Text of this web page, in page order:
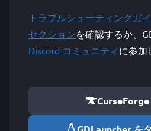
トラブルシューティングガ
セクションを確認するか、
Discord コミュニティ に参加
CurseForge